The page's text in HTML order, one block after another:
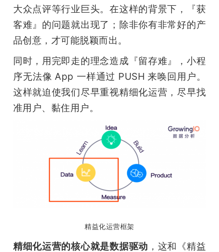
大众点评等行业巨头。在这样的背景下，『获
客难』的问题就出现了；除非你有非常好的产
品创意，才可能脱颖而出。
同时，用完即走的理念造成『留存难』，小程
序无法像 App 一样通过 PUSH 来唤回用户。
这样就迫使我们尽早重视精细化运营，尽早找
准用户、黏住用户。
精益化运营框架
精细化运营的核心就是数据驱动 ，这和《精益